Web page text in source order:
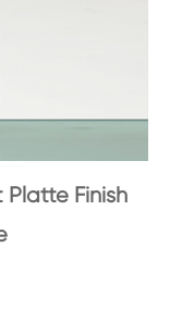
Platte Finish